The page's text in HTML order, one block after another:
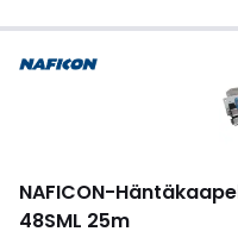
NAFICON-
48SML 25m